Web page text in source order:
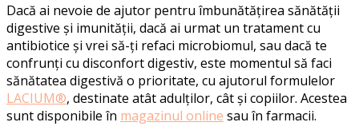
Dacă ai nevoie de ajutor pentru îmbunătățirea sănătății
digestive și imunității, dacă ai urmat un tratament cu
antibiotice și vrei să-ți refaci microbiomul, sau dacă te
confrunți cu disconfort digestiv, este momentul să faci
sănătatea digestivă o prioritate, cu ajutorul formulelor
LACIUM®, destinate atât adulților, cât și copiilor. Acestea
sunt disponibile în magazinul online sau în farmacii.